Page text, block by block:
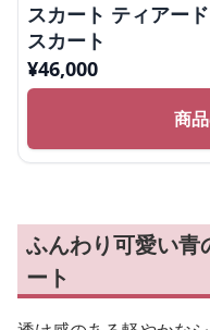
スカート ティアー
スカート
¥46,000
商
ふんわり可愛い青
ート